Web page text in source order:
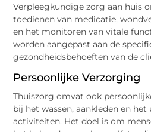
Verpleegkundige zorg aan huis
toedienen van medicatie,
en het monitoren van vitale
worden aangepast aan de
gezondheidsbehoeften van de
Persoonlijke Verzorging
Thuiszorg omvat ook
bij het wassen, aankleden en
activiteiten. Het doel is om